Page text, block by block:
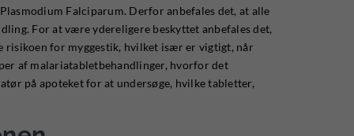
Falciparum. Derfor anbefales det, at alle
For at være ydereligere beskyttet anbefales det,
risikoen for myggestik, hvilket især er vigtigt, når
af malariatabletbehandlinger, hvorfor det
på apoteket for at undersøge, hvilke tabletter,